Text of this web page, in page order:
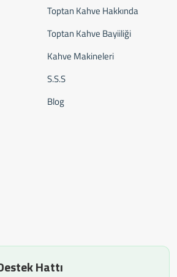
Toptan Kahve Hakkında
Toptan Kahve Bayiiliği
Kahve Makineleri
S.S.S
Blog
Hattı